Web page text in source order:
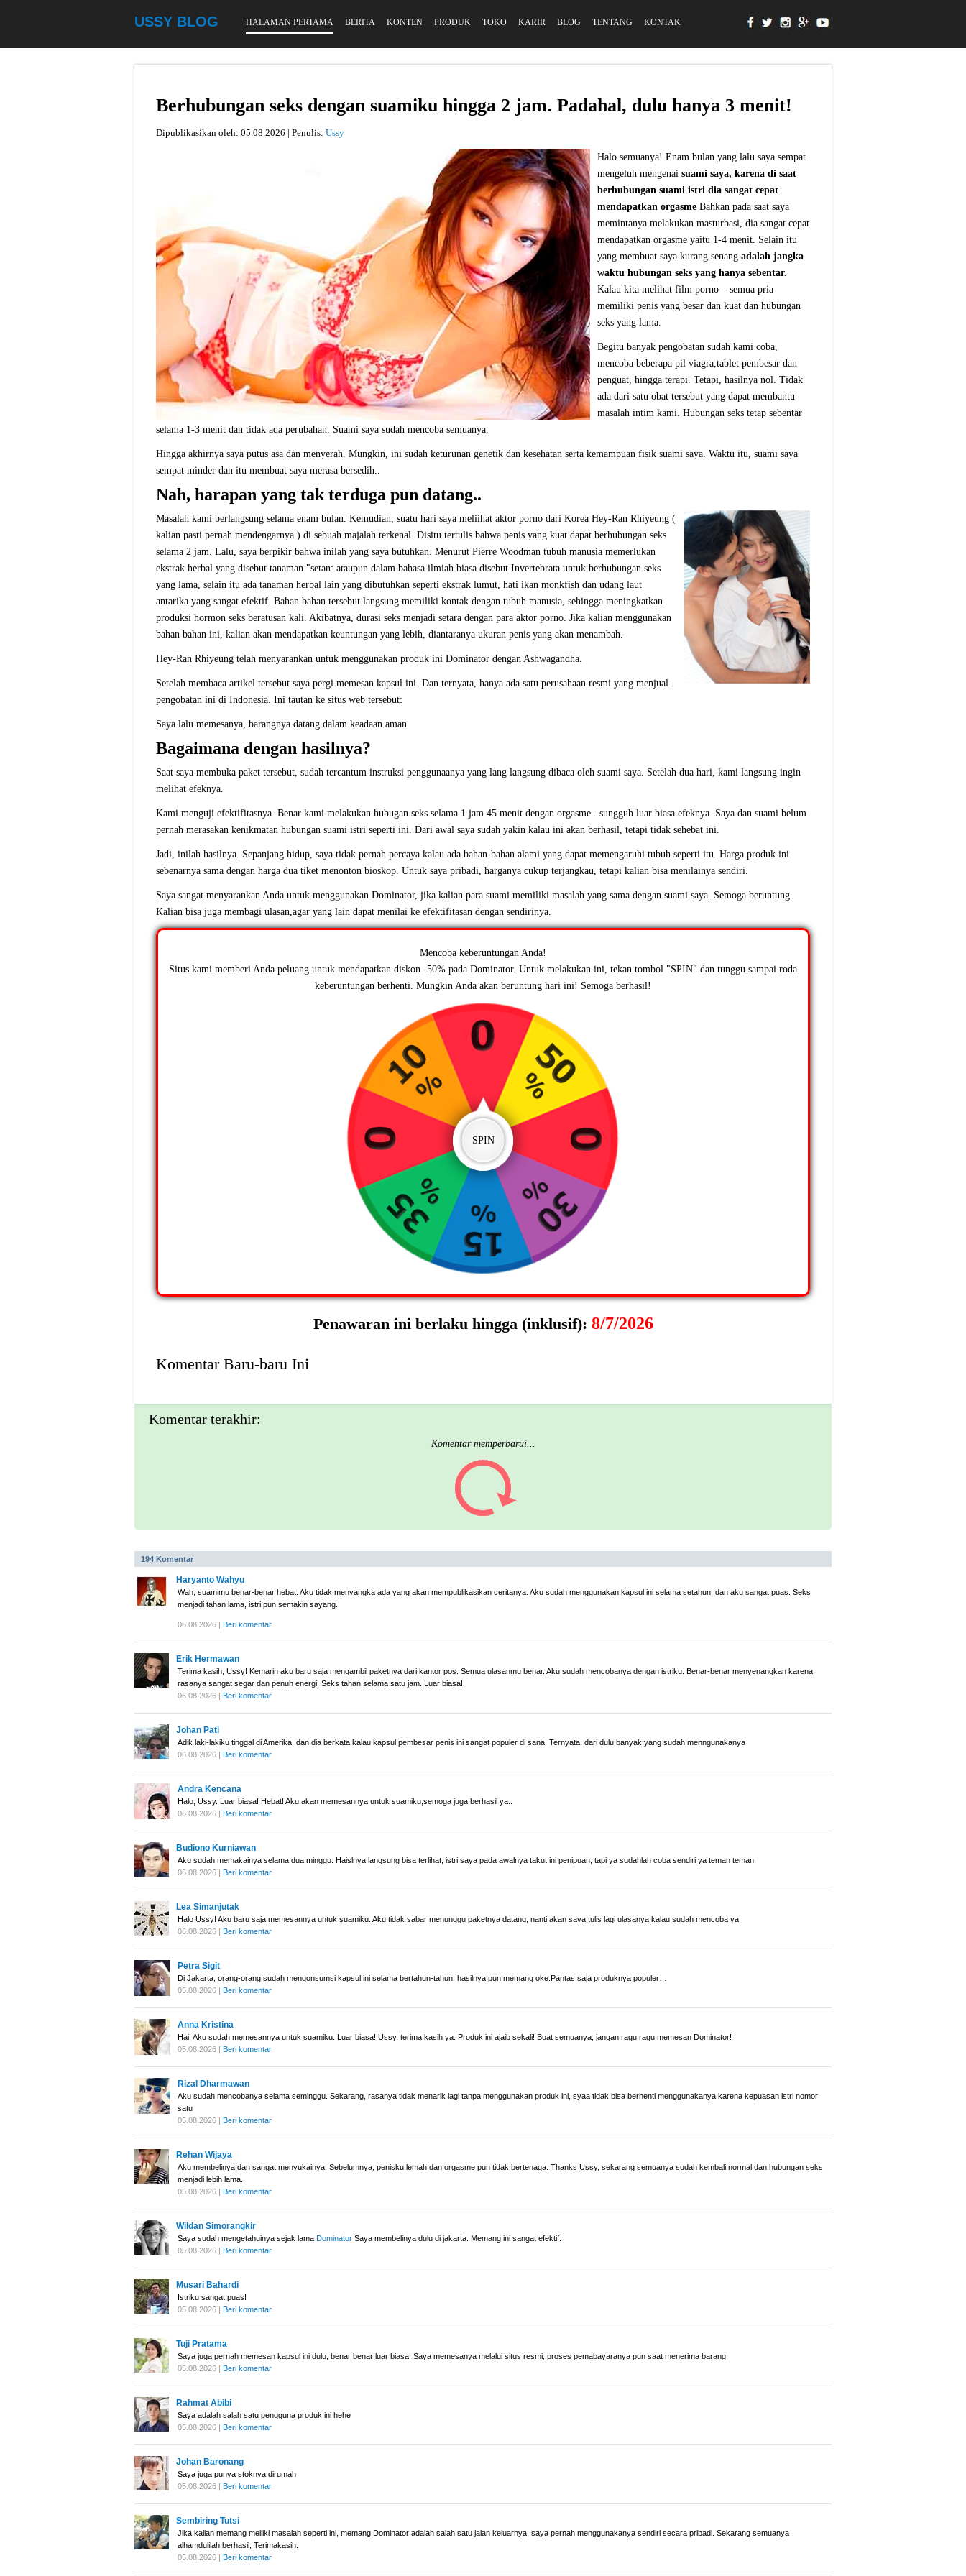
USSY BLOG HALAMAN PERTAMA BERITA KONTEN PRODUK TOKO KARIR BLOG TENTANG KONTAK
Berhubungan seks dengan suamiku hingga 2 jam. Padahal, dulu hanya 3 menit!
Dipublikasikan oleh:05.08.2026 | Penulis:Ussy
Halo semuanya! Enam bulan yang lalu saya sempat
mengeluh mengenaisuami saya, karena di saat
berhubungan suami istri dia sangat cepat
mendapatkan orgasmeBahkan pada saat saya
memintanya melakukan masturbasi, dia sangat cepat
mendapatkan orgasme yaitu 1-4 menit. Selain itu
yang membuat saya kurang senangadalah jangka
waktu hubungan seks yang hanya sebentar.
Kalau kita melihat film porno – semua pria
memiliki penis yang besar dan kuat danhubungan
seks yang lama.
Begitu banyak pengobatan sudah kami coba,
mencoba beberapa pil viagra,tablet pembesar dan
penguat, hingga terapi. Tetapi, hasilnya nol. Tidak
ada dari satu obat tersebut yang dapat membantu
masalah intim kami. Hubungan seks tetap sebentar
selama 1-3 menit dan tidak ada perubahan. Suami saya sudah mencoba semuanya.
Hingga akhirnya saya putus asa dan menyerah. Mungkin, ini sudah keturunan genetik dan kesehatan serta kemampuan fisik suami saya. Waktu itu, suami saya
sempat minder dan itu membuat saya merasa bersedih..
Nah, harapan yang tak terduga pun datang..
Masalah kami berlangsung selama enam bulan. Kemudian, suatu hari saya meliihat aktor porno dari Korea Hey-Ran Rhiyeung (
kalian pasti pernah mendengarnya ) di sebuah majalah terkenal. Disitu tertulis bahwa penis yang kuat dapat berhubungan seks
selama 2 jam. Lalu, saya berpikir bahwa inilah yang saya butuhkan. Menurut Pierre Woodman tubuh manusia memerlukan
ekstrak herbal yang disebut tanaman "setan: ataupun dalam bahasa ilmiah biasa disebut Invertebrata untuk berhubungan seks
yang lama, selain itu ada tanaman herbal lain yang dibutuhkan seperti ekstrak lumut, hati ikan monkfish dan udang laut
antarika yang sangat efektif. Bahan bahan tersebut langsung memiliki kontak dengan tubuh manusia, sehingga meningkatkan
produksi hormon seks beratusan kali. Akibatnya, durasi seks menjadi setara dengan para aktor porno. Jika kalian menggunakan
bahan bahan ini, kalian akan mendapatkan keuntungan yang lebih, diantaranya ukuran penis yang akan menambah.
Hey-Ran Rhiyeung telah menyarankan untuk menggunakan produk iniDominatordengan Ashwagandha.
Setelah membaca artikel tersebut saya pergi memesan kapsul ini. Dan ternyata, hanya ada satu perusahaan resmi yang menjual
pengobatan ini di Indonesia.Ini tautan ke situs web tersebut:
Saya lalu memesanya, barangnya datang dalam keadaan aman
Bagaimana dengan hasilnya?
Saat saya membuka paket tersebut, sudah tercantum instruksi penggunaanya yang lang langsung dibaca oleh suami saya. Setelah dua hari, kami langsung ingin
melihat efeknya.
Kami menguji efektifitasnya. Benar kami melakukan hubugan seks selama 1 jam 45 menit dengan orgasme.. sungguh luar biasa efeknya. Saya dan suami belum
pernah merasakan kenikmatan hubungan suami istri seperti ini. Dari awal saya sudah yakin kalau ini akan berhasil, tetapi tidak sehebat ini.
Jadi, inilah hasilnya. Sepanjang hidup, saya tidak pernah percaya kalau ada bahan-bahan alami yang dapat memengaruhi tubuh seperti itu. Harga produk ini
sebenarnya sama dengan harga dua tiket menonton bioskop. Untuk saya pribadi, harganya cukup terjangkau, tetapi kalian bisa menilainya sendiri.
Saya sangat menyarankan Anda untuk menggunakan Dominator, jika kalian para suami memiliki masalah yang sama dengan suami saya. Semoga beruntung.
Kalian bisa juga membagi ulasan,agar yang lain dapat menilai ke efektifitasan dengan sendirinya.
Mencoba keberuntungan Anda!
Situs kami memberi Anda peluang untuk mendapatkan diskon -50% pada Dominator. Untuk melakukan ini, tekan tombol "SPIN" dan tunggu sampai roda
keberuntungan berhenti. Mungkin Anda akan beruntung hari ini! Semoga berhasil!
SPIN
Penawaran ini berlaku hingga (inklusif): 8/7/2026
Komentar Baru-baru Ini
Komentar terakhir:
Komentar memperbarui...
194 Komentar
Haryanto Wahyu
Wah, suamimu benar-benar hebat. Aku tidak menyangka ada yang akan mempublikasikan ceritanya. Aku sudah menggunakan kapsul ini selama setahun, dan aku sangat puas. Seks
menjadi tahan lama, istri pun semakin sayang.
06.08.2026 | Beri komentar
Erik Hermawan
Terima kasih, Ussy! Kemarin aku baru saja mengambil paketnya dari kantor pos. Semua ulasanmu benar. Aku sudah mencobanya dengan istriku. Benar-benar menyenangkan karena
rasanya sangat segar dan penuh energi. Seks tahan selama satu jam. Luar biasa!
06.08.2026 | Beri komentar
Johan Pati
Adik laki-lakiku tinggal di Amerika, dan dia berkata kalau kapsul pembesar penis ini sangat populer di sana. Ternyata, dari dulu banyak yang sudah menngunakanya
06.08.2026 | Beri komentar
Andra Kencana
Halo, Ussy. Luar biasa! Hebat! Aku akan memesannya untuk suamiku,semoga juga berhasil ya..
06.08.2026 | Beri komentar
Budiono Kurniawan
Aku sudah memakainya selama dua minggu. Haislnya langsung bisa terlihat, istri saya pada awalnya takut ini penipuan, tapi ya sudahlah coba sendiri ya teman teman
06.08.2026 | Beri komentar
Lea Simanjutak
Halo Ussy! Aku baru saja memesannya untuk suamiku. Aku tidak sabar menunggu paketnya datang, nanti akan saya tulis lagi ulasanya kalau sudah mencoba ya
06.08.2026 | Beri komentar
Petra Sigit
Di Jakarta, orang-orang sudah mengonsumsi kapsul ini selama bertahun-tahun, hasilnya pun memang oke.Pantas saja produknya populer…
05.08.2026 | Beri komentar
Anna Kristina
Hai! Aku sudah memesannya untuk suamiku. Luar biasa! Ussy, terima kasih ya. Produk ini ajaib sekali! Buat semuanya, jangan ragu ragu memesan Dominator!
05.08.2026 | Beri komentar
Rizal Dharmawan
Aku sudah mencobanya selama seminggu. Sekarang, rasanya tidak menarik lagi tanpa menggunakan produk ini, syaa tidak bisa berhenti menggunakanya karena kepuasan istri nomor
satu
05.08.2026 | Beri komentar
Rehan Wijaya
Aku membelinya dan sangat menyukainya. Sebelumnya, penisku lemah dan orgasme pun tidak bertenaga. Thanks Ussy, sekarang semuanya sudah kembali normal dan hubungan seks
menjadi lebih lama..
05.08.2026 | Beri komentar
Wildan Simorangkir
Saya sudah mengetahuinya sejak lama Dominator Saya membelinya dulu di jakarta. Memang ini sangat efektif.
05.08.2026 | Beri komentar
Musari Bahardi
Istriku sangat puas!
05.08.2026 | Beri komentar
Tuji Pratama
Saya juga pernah memesan kapsul ini dulu, benar benar luar biasa! Saya memesanya melalui situs resmi, proses pemabayaranya pun saat menerima barang
05.08.2026 | Beri komentar
Rahmat Abibi
Saya adalah salah satu pengguna produk ini hehe
05.08.2026 | Beri komentar
Johan Baronang
Saya juga punya stoknya dirumah
05.08.2026 | Beri komentar
Sembiring Tutsi
Jika kalian memang meiliki masalah seperti ini, memang Dominator adalah salah satu jalan keluarnya, saya pernah menggunakanya sendiri secara pribadi. Sekarang semuanya
alhamdulilah berhasil, Terimakasih.
05.08.2026 | Beri komentar